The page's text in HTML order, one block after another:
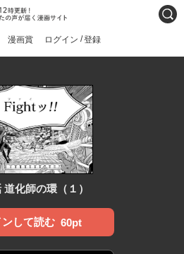
12時更新！あなたの声
く漫画サイト
漫画賞 ログイン /登録
検索
道化師の環（１）
ンして読む 60pt